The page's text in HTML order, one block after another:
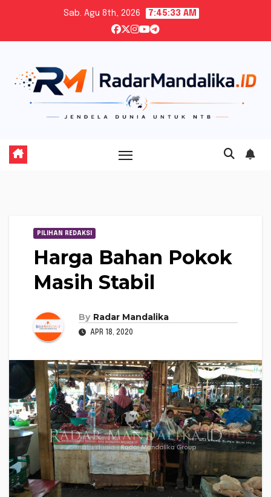
content
Sab. Agu 8th, 2026 7:45:34 AM
PILIHAN REDAKSI
Harga Bahan Pokok
Masih Stabil
By Radar Mandalika
APR 18, 2020